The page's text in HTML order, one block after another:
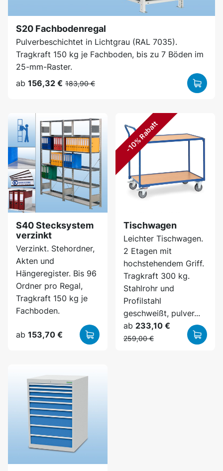
S20 Fachbodenregal
Pulverbeschichtet in Lichtgrau (RAL 7035).
Tragkraft 150 kg je Fachboden, bis zu 7 Böden im
25-mm-Raster.
ab 156,32 € 183,90 €
S40 Stecksystem
verzinkt
Verzinkt. Stehordner,
Akten und
Hängeregister. Bis 96
Ordner pro Regal,
Tragkraft 150 kg je
Fachboden.
ab 153,70 €
-10% Rabatt
Tischwagen
Leichter Tischwagen.
2 Etagen mit
hochstehendem Griff.
Tragkraft 300 kg.
Stahlrohr und
Profilstahl
geschweißt, pulver...
ab 233,10 €
259,00 €